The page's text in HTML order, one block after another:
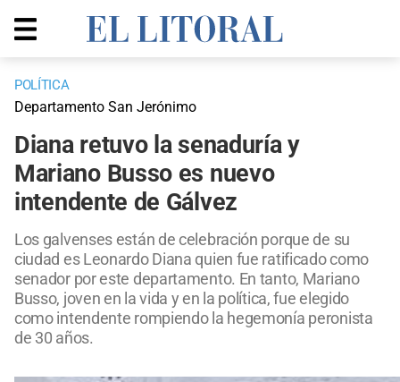
POLÍTICA
Departamento San Jerónimo
Diana retuvo la senaduría y
Mariano Busso es nuevo
intendente de Gálvez
Los galvenses están de celebración porque de su
ciudad es Leonardo Diana quien fue ratificado como
senador por este departamento. En tanto, Mariano
Busso, joven en la vida y en la política, fue elegido
como intendente rompiendo la hegemonía peronista
de 30 años.